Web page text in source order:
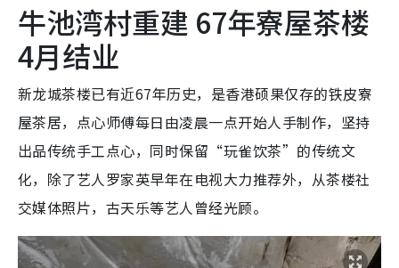
牛池湾村重建 67年寮屋茶楼
4月结业
新龙城茶楼已有近67年历史，是香港硕果仅存的铁皮寮
屋茶居，点心师傅每日由凌晨一点开始人手制作，坚持
出品传统手工点心，同时保留“玩雀饮茶”的传统文
化，除了艺人罗家英早年在电视大力推荐外，从茶楼社
交媒体照片，古天乐等艺人曾经光顾。